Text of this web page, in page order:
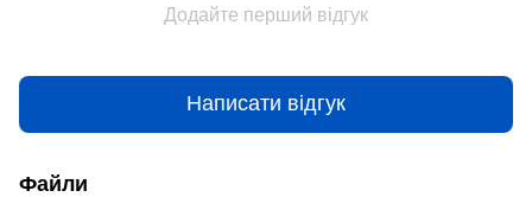
Додайте перший відгук
Написати відгук
Файли